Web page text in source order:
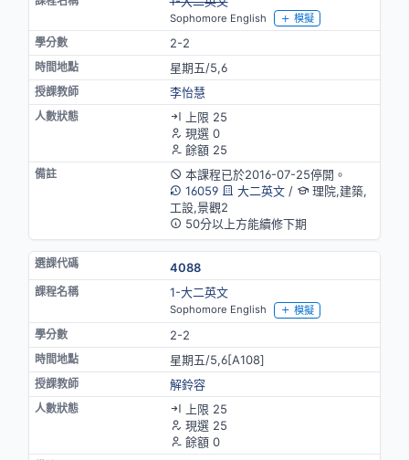
Sophomore English 模擬
2-2
星期五/5,6
李怡慧
上限 25
現選 0
餘額 25
本課程已於2016-07-25停開。
16059
大二英文/
理院,建築,
工設,景觀2
50分以上方能續修下期
4088
1-大二英文
Sophomore English 模擬
2-2
星期五/5,6[A108]
解鈴容
上限 25
現選 25
餘額 0